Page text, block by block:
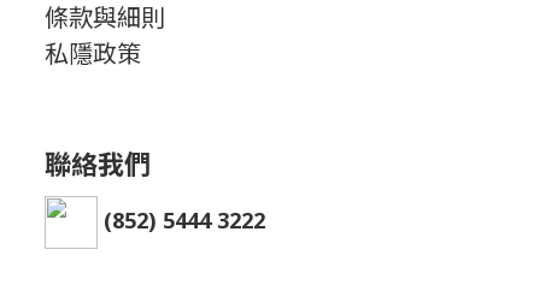
條款與細則
私隱政策
聯絡我們
(852) 5444 3222